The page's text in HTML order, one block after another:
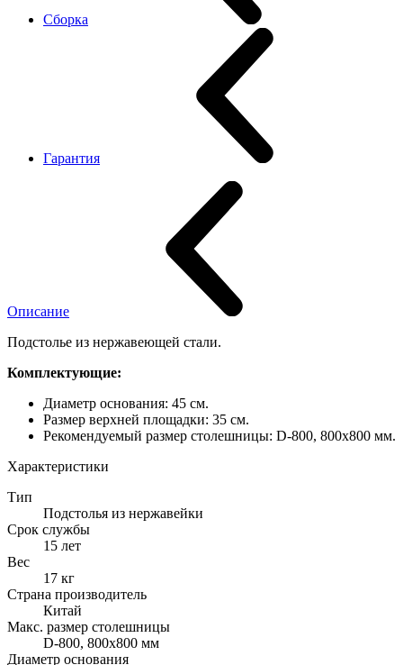
Сборка
Гарантия
Описание
Подстолье из нержавеющей стали.
Комплектующие:
Диаметр основания: 45 см.
Размер верхней площадки: 35 см.
Рекомендуемый размер столешницы: D-800, 800х800 мм.
Характеристики
Тип
Подстолья из нержавейки
Срок службы
15 лет
Вес
17 кг
Страна производитель
Китай
Макс. размер столешницы
D-800, 800х800 мм
Диаметр основания